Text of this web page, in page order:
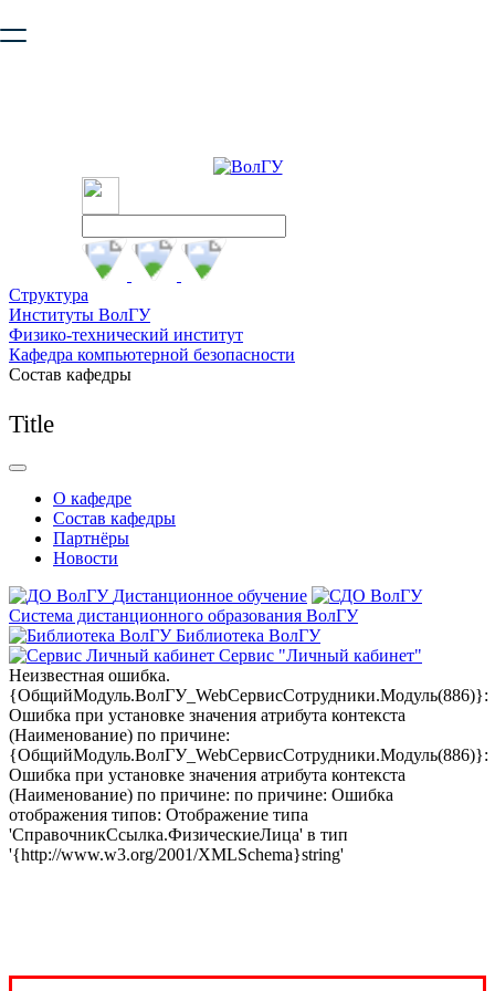
безопасную работу с сайтом. Пожалуйста
Структура
Институты ВолГУ
Физико-технический институт
Кафедра компьютерной безопасности
Состав кафедры
Title
О кафедре
Состав кафедры
Партнёры
Новости
Дистанционное обучение
Система дистанционного образования ВолГУ
Библиотека ВолГУ
Сервис "Личный кабинет"
Неизвестная ошибка.
{ОбщийМодуль.ВолГУ_WebСервисСотрудники.Модуль(886)}:
Ошибка при установке значения атрибута контекста
(Наименование) по причине:
{ОбщийМодуль.ВолГУ_WebСервисСотрудники.Модуль(886)}:
Ошибка при установке значения атрибута контекста
(Наименование) по причине: по причине: Ошибка
отображения типов: Отображение типа
'СправочникСсылка.ФизическиеЛица' в тип
'{http://www.w3.org/2001/XMLSchema}string'